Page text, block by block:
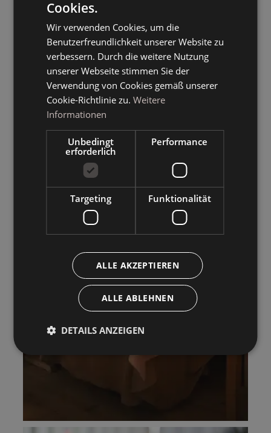
Cookies.
Wir verwenden Cookies, um die
Benutzerfreundlichkeit unserer Website zu
verbessern. Durch die weitere Nutzung
unserer Webseite stimmen Sie der
Verwendung von Cookies gemäß unserer
Cookie-Richtlinie zu. Weitere
Informationen
Unbedingt
erforderlich
Performance
Targeting Funktionalität
ALLE AKZEPTIEREN
ALLE ABLEHNEN
DETAILS ANZEIGEN